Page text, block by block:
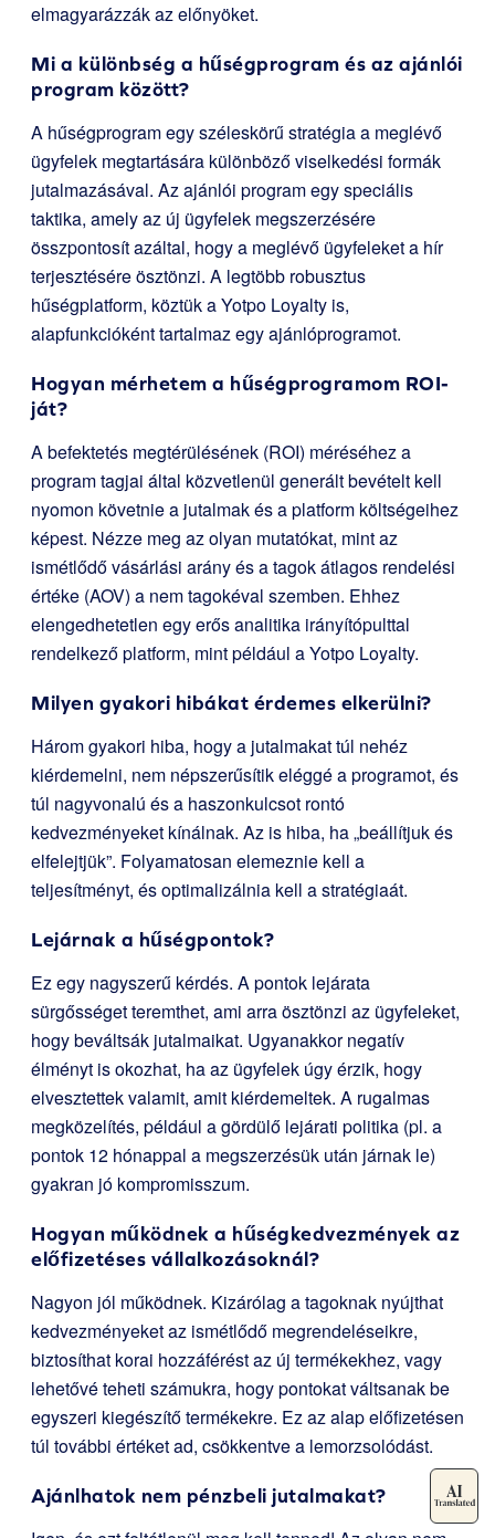
elmagyarázzák az előnyöket.
Mi a különbség a hűségprogram és az ajánlói
program között?
A hűségprogram egy széleskörű stratégia a meglévő
ügyfelek megtartására különböző viselkedési formák
jutalmazásával. Az ajánlói program egy speciális
taktika, amely az új ügyfelek megszerzésére
összpontosít azáltal, hogy a meglévő ügyfeleket a hír
terjesztésére ösztönzi. A legtöbb robusztus
hűségplatform, köztük a Yotpo Loyalty is,
alapfunkcióként tartalmaz egy ajánlóprogramot.
Hogyan mérhetem a hűségprogramom ROI-
ját?
A befektetés megtérülésének (ROI) méréséhez a
program tagjai által közvetlenül generált bevételt kell
nyomon követnie a jutalmak és a platform költségeihez
képest. Nézze meg az olyan mutatókat, mint az
ismétlődő vásárlási arány és a tagok átlagos rendelési
értéke (AOV) a nem tagokéval szemben. Ehhez
elengedhetetlen egy erős analitika irányítópulttal
rendelkező platform, mint például a Yotpo Loyalty.
Milyen gyakori hibákat érdemes elkerülni?
Három gyakori hiba, hogy a jutalmakat túl nehéz
kiérdemelni, nem népszerűsítik eléggé a programot, és
túl nagyvonalú és a haszonkulcsot rontó
kedvezményeket kínálnak. Az is hiba, ha „beállítjuk és
elfelejtjük”. Folyamatosan elemeznie kell a
teljesítményt, és optimalizálnia kell a stratégiaát.
Lejárnak a hűségpontok?
Ez egy nagyszerű kérdés. A pontok lejárata
sürgősséget teremthet, ami arra ösztönzi az ügyfeleket,
hogy beváltsák jutalmaikat. Ugyanakkor negatív
élményt is okozhat, ha az ügyfelek úgy érzik, hogy
elvesztettek valamit, amit kiérdemeltek. A rugalmas
megközelítés, például a gördülő lejárati politika (pl. a
pontok 12 hónappal a megszerzésük után járnak le)
gyakran jó kompromisszum.
Hogyan működnek a hűségkedvezmények az
előfizetéses vállalkozásoknál?
Nagyon jól működnek. Kizárólag a tagoknak nyújthat
kedvezményeket az ismétlődő megrendeléseikre,
biztosíthat korai hozzáférést az új termékekhez, vagy
lehetővé teheti számukra, hogy pontokat váltsanak be
egyszeri kiegészítő termékekre. Ez az alap előfizetésen
túl további értéket ad, csökkentve a lemorzsolódást.
Ajánlhatok nem pénzbeli jutalmakat?